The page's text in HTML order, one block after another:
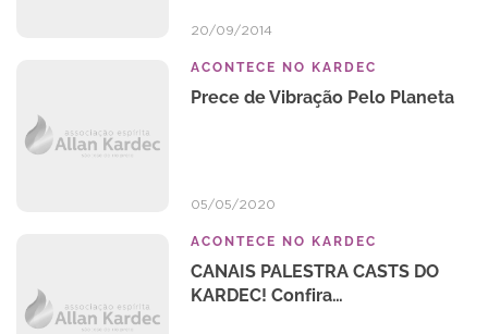
20/09/2014
ACONTECE NO KARDEC
Prece de Vibração Pelo Planeta
05/05/2020
ACONTECE NO KARDEC
CANAIS PALESTRA CASTS DO
KARDEC! Confira…